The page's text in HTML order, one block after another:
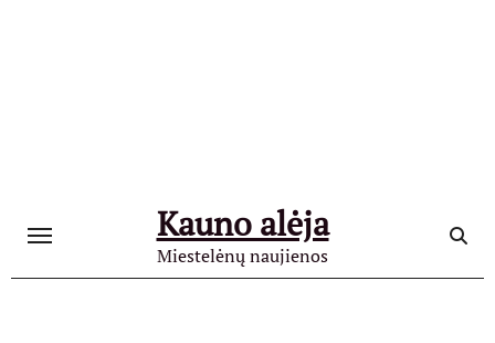
Kauno alėja
Miestelėnų naujienos